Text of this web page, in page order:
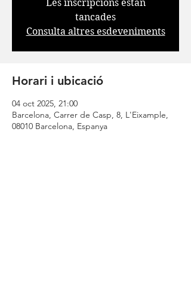
Les inscripcions estan
tancades
Consulta altres esdeveniments
Horari i ubicació
04 oct 2025, 21:00
Barcelona, Carrer de Casp, 8, L'Eixample,
08010 Barcelona, Espanya